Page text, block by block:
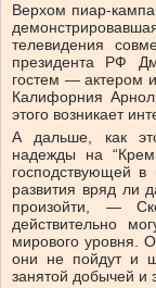
Верхом пиар-
телевидения
президента РФ
гостем — актером и
Калифорния
этого возникает
А дальше, как
надежды на
господствующей в
развития вряд ли
произойти, —
действительно
мирового уровня.
они не пойдут и
занятой добычей и